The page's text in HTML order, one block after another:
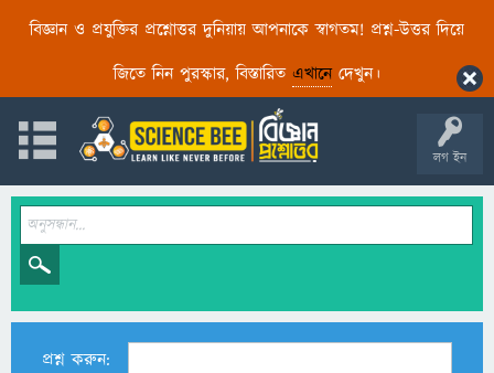
বিজ্ঞান ও প্রযুক্তির প্রশ্নোত্তর দুনিয়ায় আপনাকে স্বাগতম! প্রশ্ন-উত্তর দিয়ে
জিতে নিন পুরস্কার, বিস্তারিত এখানেদেখুন।
লগ ইন
প্রশ্ন করুন: